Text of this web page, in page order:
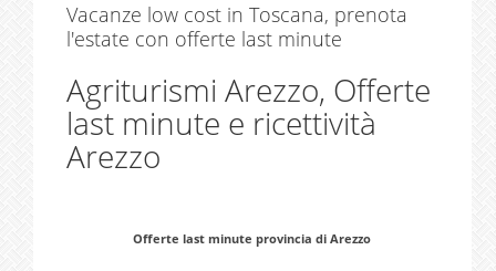
Vacanze low cost in Toscana, prenota
l'estate con offerte last minute
Agriturismi Arezzo, Offerte
last minute e ricettività
Arezzo
Offerte last minute provincia di Arezzo